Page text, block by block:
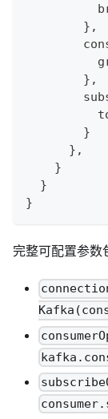
} ,
} ,
}
} ,
}
}
}
完整可配置参数